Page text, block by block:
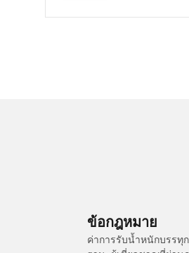
ข้อกฎหมาย
ค่าการรับน้ำหนักบรรทุ